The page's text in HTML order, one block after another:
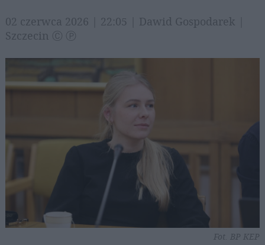
02 czerwca 2026 | 22:05 | Dawid Gospodarek |
Szczecin Ⓒ Ⓟ
Fot. BP KEP